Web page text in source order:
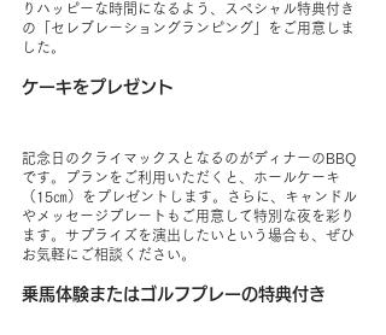
りハッピーな時間になるよう、スペシャル特典付き
の「セレブレーショングランピング」をご用意しま
した。
ケーキをプレゼント
記念日のクライマックスとなるのがディナーのBBQ
です。プランをご利用いただくと、ホールケーキ
（15㎝）をプレゼントします。さらに、キャンドル
やメッセージプレートもご用意して特別な夜を彩り
ます。サプライズを演出したいという場合も、ぜひ
お気軽にご相談ください。
乗馬体験またはゴルフプレーの特典付き